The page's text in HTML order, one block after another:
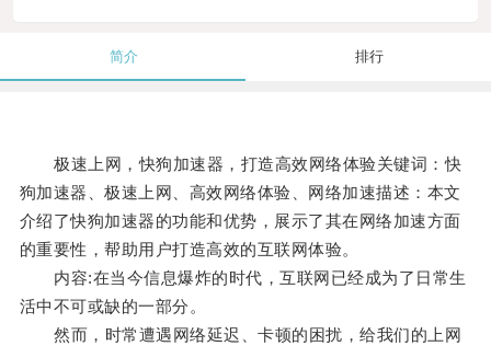
简介 排行
极速上网，快狗加速器，打造高效网络体验关键词：快
狗加速器、极速上网、高效网络体验、网络加速描述：本文
介绍了快狗加速器的功能和优势，展示了其在网络加速方面
的重要性，帮助用户打造高效的互联网体验。
内容:在当今信息爆炸的时代，互联网已经成为了日常生
活中不可或缺的一部分。
然而，时常遭遇网络延迟、卡顿的困扰，给我们的上网